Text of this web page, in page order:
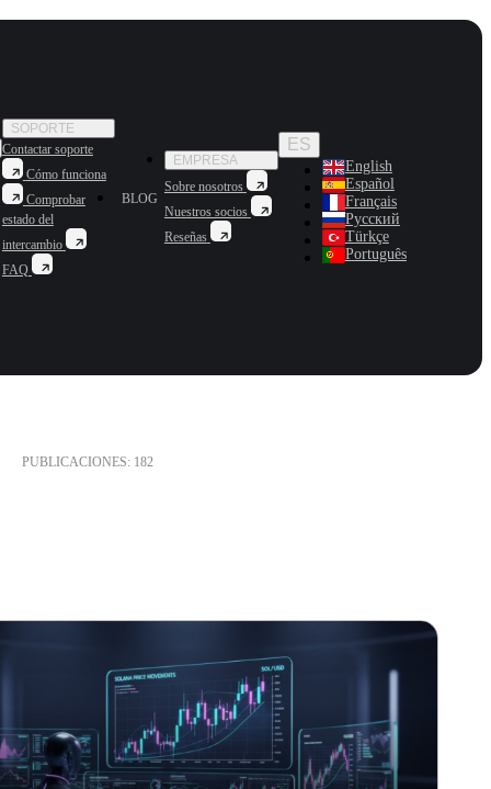
SOPORTE
Contactar soporte
Cómo funciona
Comprobar
estado del
intercambio
FAQ
BLOG
EMPRESA
Sobre nosotros
Nuestros socios
Reseñas
ES
English
Español
Français
Русский
Türkçe
Português
PUBLICACIONES: 182